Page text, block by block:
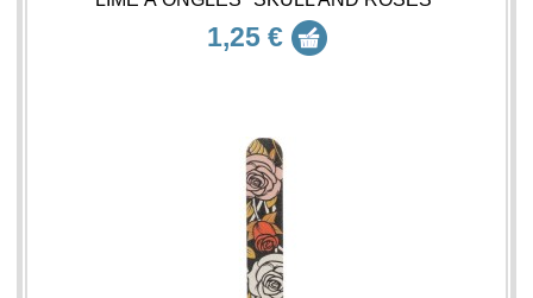
1,25 €